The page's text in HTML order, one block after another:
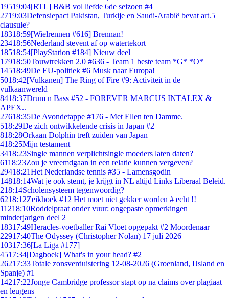
19519:04[RTL] B&B vol liefde 6de seizoen #4
2719:03Defensiepact Pakistan, Turkije en Saudi-Arabië bevat art.5
clausule?
18318:59[Wielrennen #616] Brennan!
23418:56Nederland stevent af op watertekort
18518:54[PlayStation #184] Nieuw deel
17918:50Touwtrekken 2.0 #636 - Team 1 beste team *G* *O*
14518:49De EU-politiek #6 Musk naar Europa!
5018:42[Vulkanen] The Ring of Fire #9: Activiteit in de
vulkaanwereld
8418:37Drum n Bass #52 - FOREVER MARCUS INTALEX &
APEX..
27618:35De Avondetappe #176 - Met Ellen ten Damme.
518:29De zich ontwikkelende crisis in Japan #2
818:28Orkaan Dolphin treft zuiden van Japan
418:25Mijn testament
3418:23Single mannen verplichtsingle moeders laten daten?
6118:23Zou je vreemdgaan in een relatie kunnen vergeven?
29418:21Het Nederlandse tennis #35 - Lamensgodin
14818:14Wat je ook stemt, je krijgt in NL altijd Links Liberaal Beleid.
218:14Scholensysteem tegenwoordig?
6218:12Zeikhoek #12 Het moet niet gekker worden # echt !!
11218:10Roddelpraat onder vuur: ongepaste opmerkingen
minderjarigen deel 2
18317:49Heracles-voetballer Rai Vloet opgepakt #2 Moordenaar
22917:40The Odyssey (Christopher Nolan) 17 juli 2026
10317:36[La Liga #177]
4517:34[Dagboek] What's in your head? #2
26217:33Totale zonsverduistering 12-08-2026 (Groenland, IJsland en
Spanje) #1
14217:22Jonge Cambridge professor stapt op na claims over plagiaat
en leugens